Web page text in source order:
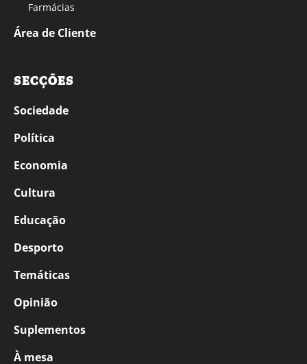
Farmácias
Área de Cliente
SECÇÕES
Sociedade
Política
Economia
Cultura
Educação
Desporto
Temáticas
Opinião
Suplementos
À mesa